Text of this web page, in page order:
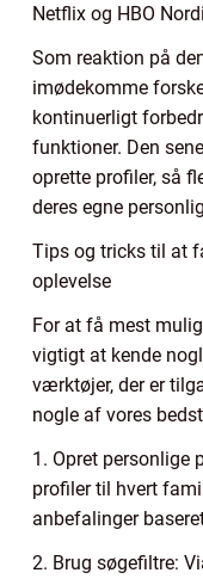
Netflix og HBO
Som reaktion på
imødekomme
kontinuerligt
funktioner. Den
oprette profiler, så
deres egne
Tips og tricks til at
oplevelse
For at få mest
vigtigt at kende
værktøjer, der er
nogle af vores
1. Opret personlige
profiler til hvert
anbefalinger
2. Brug søgefiltre: